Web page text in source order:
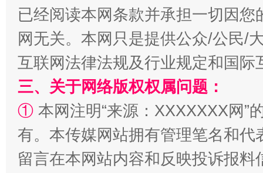
解纷+调解+退费，一次搞定
已经阅读本网条款并承担一切因
网无关。本网只是提供公众/公民/
互联网法律法规及行业规定和国
三、关于网络版权权属问题：
① 本网注明“来源：XXXXXXX网”
有。本传媒网站拥有管理笔名和
留言在本网站内容和反映投诉报